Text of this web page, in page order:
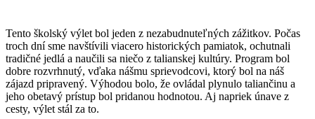
Tento školský výlet bol jeden z nezabudnuteľných zážitkov. Počas
troch dní sme navštívili viacero historických pamiatok, ochutnali
tradičné jedlá a naučili sa niečo z talianskej kultúry. Program bol
dobre rozvrhnutý, vďaka nášmu sprievodcovi, ktorý bol na náš
zájazd pripravený. Výhodou bolo, že ovládal plynulo taliančinu a
jeho obetavý prístup bol pridanou hodnotou. Aj napriek únave z
cesty, výlet stál za to.